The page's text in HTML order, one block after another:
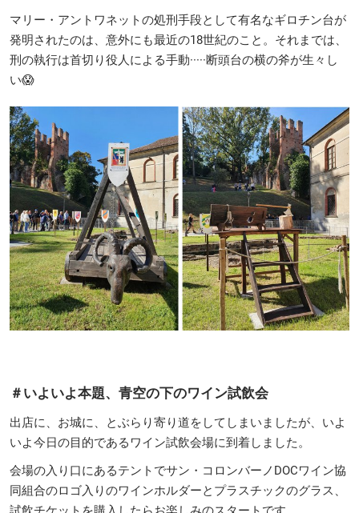
マリー・アントワネットの処刑手段として有名なギロチン台が
発明されたのは、意外にも最近の18世紀のこと。それまでは、
刑の執行は首切り役人による手動·····断頭台の横の斧が生々し
い😱
＃いよいよ本題、青空の下のワイン試飲会
出店に、お城に、とぶらり寄り道をしてしまいましたが、いよ
いよ今日の目的であるワイン試飲会場に到着しました。
会場の入り口にあるテントでサン・コロンバーノDOCワイン協
同組合のロゴ入りのワインホルダーとプラスチックのグラス、